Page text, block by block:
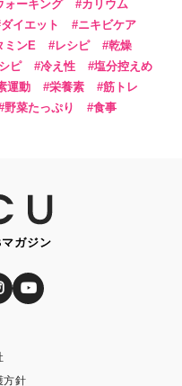
ォーキング
カリウム
ダイエット
ニキビケア
ミンE レシピ
乾燥
ピ 冷え性
塩分控えめ
運動 栄養素
筋トレ
野菜たっぷり 食事
方針